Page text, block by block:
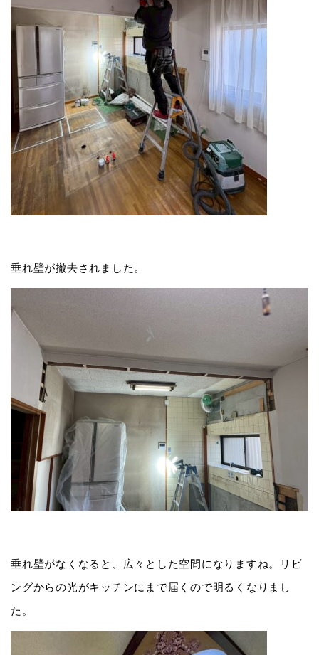
垂れ壁が撤去されました。
垂れ壁がなくなると、広々とした空間になりますね。リビ
ングからの光がキッチンにまで届くので明るくなりまし
た。